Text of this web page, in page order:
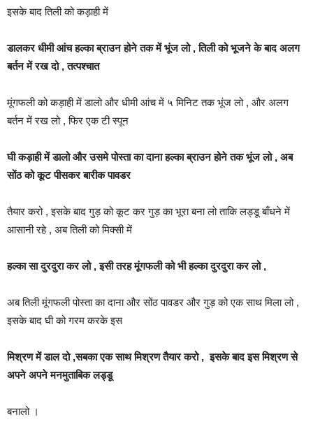
इसके बाद तिली को कड़ाही में
डालकर धीमी आंच हल्का ब्राउन होने तक में भूंज लो , तिली को भूजने के बाद अलग
बर्तन में रख दो , तत्पश्चात
मूंगफली को कड़ाही में डालो और धीमी आंच में ५ मिनिट तक भूंज लो , और अलग
बर्तन में रख लो , फिर एक टी स्पून
घी कड़ाही में डालो और उसमे पोस्ता का दाना हल्का ब्राउन होने तक भूंज लो , अब
सोंठ को कूट पीसकर बारीक पावडर
तैयार करो , इसके बाद गुड़ को कूट कर गुड़ का भूरा बना लो ताकि लड्डू बाँधने में
आसानी रहे , अब तिली को मिक्सी में
हल्का सा दुरदुरा कर लो , इसी तरह मूंगफली को भी हल्का दुरदुरा कर लो ,
अब तिली मूंगफली पोस्ता का दाना और सोंठ पावडर और गुड़ को एक साथ मिला लो ,
इसके बाद घी को गरम करके इस
मिश्रण में डाल दो ,सबका एक साथ मिश्रण तैयार करो , इसके बाद इस मिश्रण से
अपने अपने मनमुताबिक लड्डू
बनालो ।